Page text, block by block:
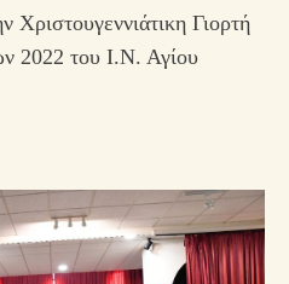
Χριστουγεννιάτικη Γιορτή
2022 του Ι.Ν. Αγίου